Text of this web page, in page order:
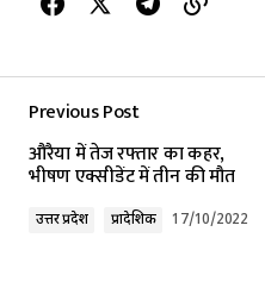
Previous Post
औरैया में तेज रफ्तार का कहर,
भीषण एक्सीडेंट में तीन की मौत
उत्तर प्रदेश प्रादेशिक 17/10/2022